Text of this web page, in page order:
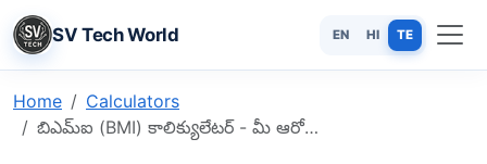
SV Tech World EN HI TE
Home
Calculators
బిఎమ్ఐ (BMI) కాలిక్యులేటర్ - మీ ఆరోగ్యకరమైన బరువును తెలుసుకోండి